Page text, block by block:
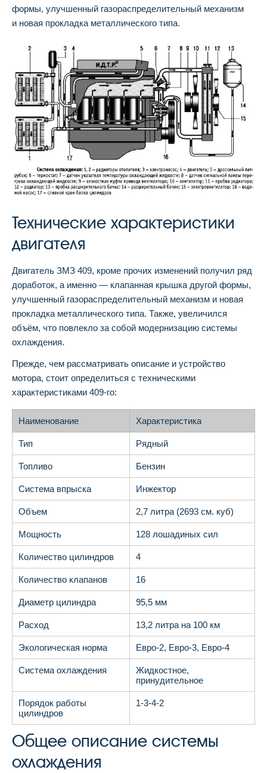
формы, улучшенный газораспределительный механизм
и новая прокладка металлического типа.
Технические характеристики
двигателя
Двигатель ЗМЗ 409, кроме прочих изменений получил ряд
доработок, а именно — клапанная крышка другой формы,
улучшенный газораспределительный механизм и новая
прокладка металлического типа. Также, увеличился
объём, что повлекло за собой модернизацию системы
охлаждения.
Прежде, чем рассматривать описание и устройство
мотора, стоит определиться с техническими
характеристиками 409-го:
Наименование Характеристика
Тип Рядный
Топливо Бензин
Система впрыска Инжектор
Объем 2,7 литра (2693 см. куб)
Мощность 128 лошадиных сил
Количество цилиндров 4
Количество клапанов 16
Диаметр цилиндра 95,5 мм
Расход 13,2 литра на 100 км
Экологическая норма Евро-2, Евро-3, Евро-4
Система охлаждения
Жидкостное,
принудительное
Порядок работы
цилиндров
1-3-4-2
Общее описание системы
охлаждения